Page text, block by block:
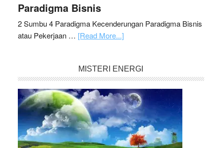
Paradigma Bisnis
2 Sumbu 4 Paradigma Kecenderungan Paradigma Bisnis
atau Pekerjaan … [Read More...]
MISTERI ENERGI